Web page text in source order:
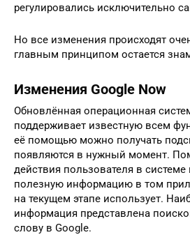
регулировались исключительно
Но все изменения происходят
главным принципом остается
Изменения Google Now
Обновлённая операционная
поддерживает известную всем
её помощью можно получать
появляются в нужный момент.
действия пользователя в
полезную информацию в том
на текущем этапе использует.
информация представлена
слову в Google.